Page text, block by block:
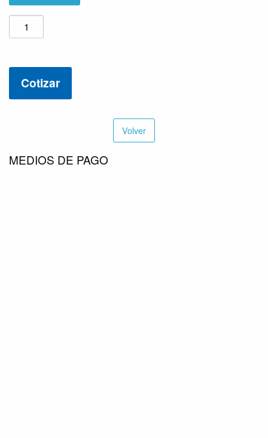
Presostato
para
7.20
BAR
1/4G,
Cotizar
Volver
MEDIOS DE PAGO